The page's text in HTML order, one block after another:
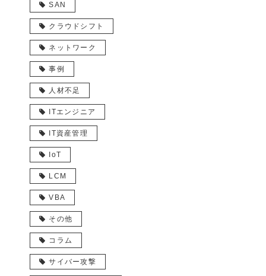
SAN
クラウドシフト
ネットワーク
事例
人材不足
ITエンジニア
IT資産管理
IoT
LCM
VBA
その他
コラム
サイバー攻撃